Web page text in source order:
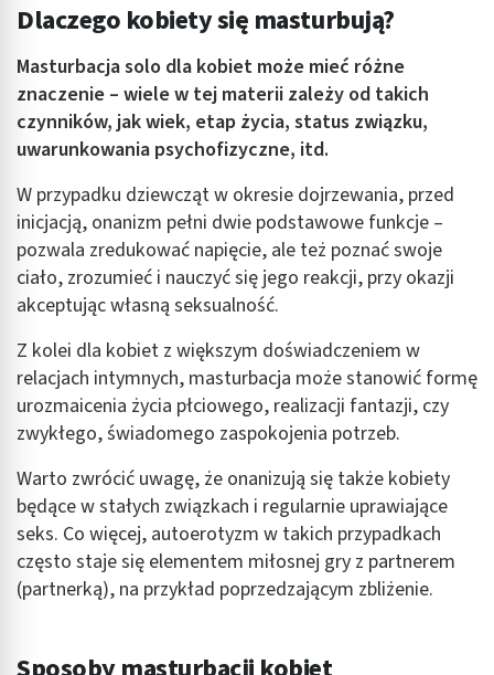
Dlaczego kobiety się masturbują?
Masturbacja solo dla kobiet może mieć różne
znaczenie – wiele w tej materii zależy od takich
czynników, jak wiek, etap życia, status związku,
uwarunkowania psychofizyczne, itd.
W przypadku dziewcząt w okresie dojrzewania, przed
inicjacją, onanizm pełni dwie podstawowe funkcje –
pozwala zredukować napięcie, ale też poznać swoje
ciało, zrozumieć i nauczyć się jego reakcji, przy okazji
akceptując własną seksualność.
Z kolei dla kobiet z większym doświadczeniem w
relacjach intymnych, masturbacja może stanowić formę
urozmaicenia życia płciowego, realizacji fantazji, czy
zwykłego, świadomego zaspokojenia potrzeb.
Warto zwrócić uwagę, że onanizują się także kobiety
będące w stałych związkach i regularnie uprawiające
seks. Co więcej, autoerotyzm w takich przypadkach
często staje się elementem miłosnej gry z partnerem
(partnerką), na przykład poprzedzającym zbliżenie.